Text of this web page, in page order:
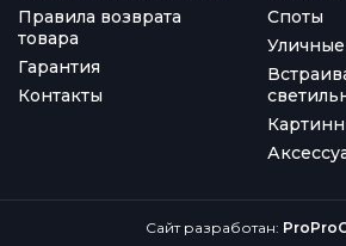
Правила возврата
товара
Гарантия
Контакты
Споты
Сайт разработан: